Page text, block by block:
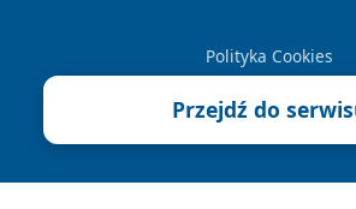
Polityka Cookies
Przejdź do